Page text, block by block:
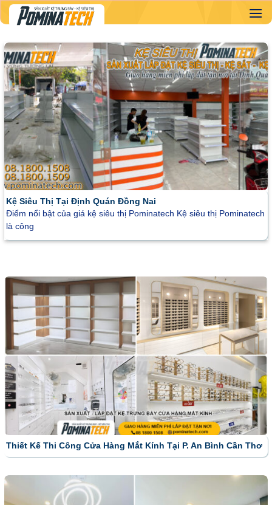
Skip
to
Thiết Kế Thi Công Cửa Hàng Mắt Kính Tại P. An Bình Cần Thơ
Kệ Siêu Thị Tại Định Quán Đồng Nai
Điểm nổi bật của giá kệ siêu thị Pominatech Kệ siêu thị Pominatech
là công